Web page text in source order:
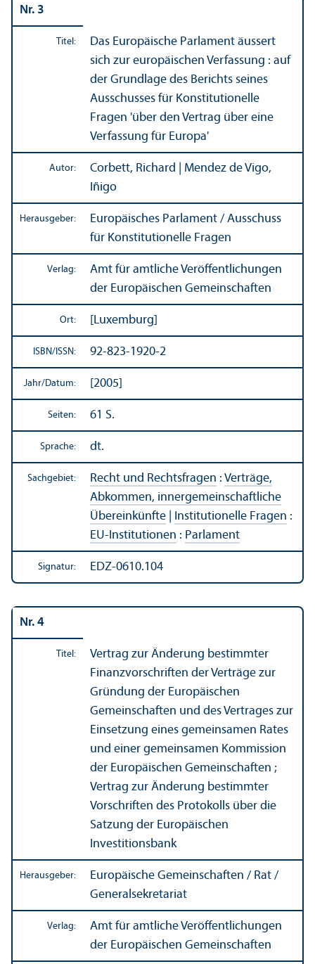
Nr. 3
Titel:
Das Europäische Parlament äussert
sich zur europäischen Verfassung : auf
der Grundlage des Berichts seines
Ausschusses für Konstitutionelle
Fragen 'über den Vertrag über eine
Verfassung für Europa'
Autor:
Corbett, Richard | Mendez de Vigo,
Iñigo
Herausgeber:
Europäisches Parlament / Ausschuss
für Konstitutionelle Fragen
Verlag:
Amt für amtliche Veröffentlichungen
der Europäischen Gemeinschaften
Ort: [Luxemburg]
ISBN/ ISSN: 92-823-1920-2
Jahr/Datum: [2005]
Seiten: 61 S.
Sprache: dt.
Sachgebiet: Recht und Rechts­fragen : Verträge,
Abkommen, innergemeinschaft­liche
Über­einkünfte
Institutionelle Fragen :
EU-Institutionen : Parlament
Signatur: EDZ-0610.104
Nr. 4
Titel:
Vertrag zur Änderung bestimmter
Finanz­vorschriften der Verträge zur
Gründung der Europäischen
Gemeinschaften und des Vertrages zur
Einsetzung eines gemeinsamen Rates
und einer gemeinsamen Kommission
der Europäischen Gemeinschaften ;
Vertrag zur Änderung bestimmter
Vorschriften des Protokolls über die
Satzung der Europäischen
Investitions­bank
Herausgeber:
Europäische Gemeinschaften / Rat /
Generalsekretariat
Verlag:
Amt für amtliche Veröffentlichungen
der Europäischen Gemeinschaften